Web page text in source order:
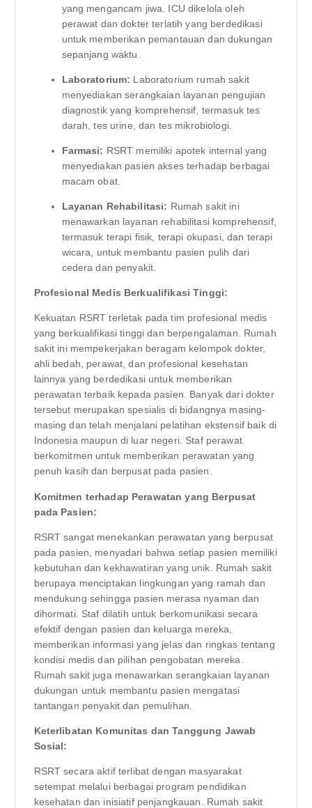
yang mengancam jiwa. ICU dikelola oleh
perawat dan dokter terlatih yang berdedikasi
untuk memberikan pemantauan dan dukungan
sepanjang waktu.
Laboratorium: Laboratorium rumah sakit
menyediakan serangkaian layanan pengujian
diagnostik yang komprehensif, termasuk tes
darah, tes urine, dan tes mikrobiologi.
Farmasi: RSRT memiliki apotek internal yang
menyediakan pasien akses terhadap berbagai
macam obat.
Layanan Rehabilitasi: Rumah sakit ini
menawarkan layanan rehabilitasi komprehensif,
termasuk terapi fisik, terapi okupasi, dan terapi
wicara, untuk membantu pasien pulih dari
cedera dan penyakit.
Profesional Medis Berkualifikasi Tinggi:
Kekuatan RSRT terletak pada tim profesional medis
yang berkualifikasi tinggi dan berpengalaman. Rumah
sakit ini mempekerjakan beragam kelompok dokter,
ahli bedah, perawat, dan profesional kesehatan
lainnya yang berdedikasi untuk memberikan
perawatan terbaik kepada pasien. Banyak dari dokter
tersebut merupakan spesialis di bidangnya masing-
masing dan telah menjalani pelatihan ekstensif baik di
Indonesia maupun di luar negeri. Staf perawat
berkomitmen untuk memberikan perawatan yang
penuh kasih dan berpusat pada pasien.
Komitmen terhadap Perawatan yang Berpusat
pada Pasien:
RSRT sangat menekankan perawatan yang berpusat
pada pasien, menyadari bahwa setiap pasien memiliki
kebutuhan dan kekhawatiran yang unik. Rumah sakit
berupaya menciptakan lingkungan yang ramah dan
mendukung sehingga pasien merasa nyaman dan
dihormati. Staf dilatih untuk berkomunikasi secara
efektif dengan pasien dan keluarga mereka,
memberikan informasi yang jelas dan ringkas tentang
kondisi medis dan pilihan pengobatan mereka.
Rumah sakit juga menawarkan serangkaian layanan
dukungan untuk membantu pasien mengatasi
tantangan penyakit dan pemulihan.
Keterlibatan Komunitas dan Tanggung Jawab
Sosial:
RSRT secara aktif terlibat dengan masyarakat
setempat melalui berbagai program pendidikan
kesehatan dan inisiatif penjangkauan. Rumah sakit